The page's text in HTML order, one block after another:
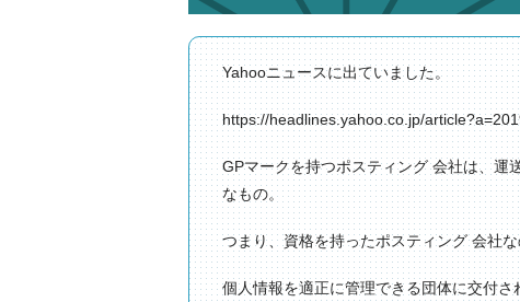
Yahooニュースに出ていました。
https://headlines.yahoo.co.jp/
GPマークを持つポスティング 会社は、運
なもの。
つまり、資格を持ったポスティング 会社
個人情報を適正に管理できる団体に交付